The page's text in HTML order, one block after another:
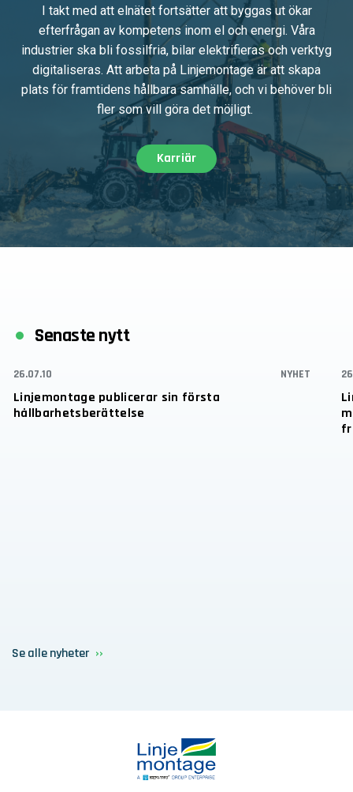
I takt med att elnätet fortsätter att byggas ut ökar
efterfrågan av kompetens inom el och energi. Våra
industrier ska bli fossilfria, bilar elektrifieras och verktyg
digitaliseras. Att arbeta på Linjemontage är att skapa
plats för framtidens hållbara samhälle, och vi behöver bli
fler som vill göra det möjligt.
Karriär
Senaste nytt
Linjemontage publicerar sin första
hållbarhetsberättelse
26.07.10 NYHET
Se alle nyheter